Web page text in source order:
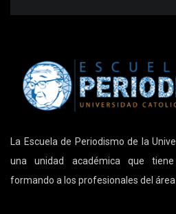
La Escuela de Periodismo de la
una unidad académica que
formando a los profesionales del